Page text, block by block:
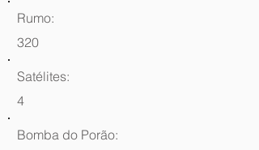
Rumo:
320
Satélites:
4
Bomba do Porão: